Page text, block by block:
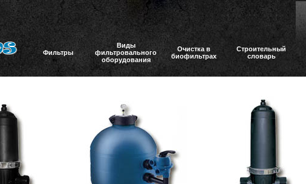
Фильтры
Виды
фильтровального
оборудования
Очистка в
биофильтрах
Строительный
словарь